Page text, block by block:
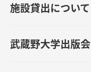
施設貸出について
武蔵野大学出版会